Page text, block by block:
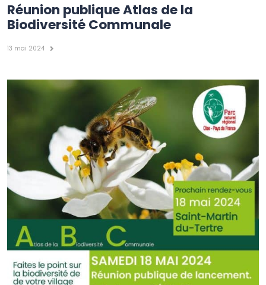
Réunion publique Atlas de la
Biodiversité Communale
13 mai 2024